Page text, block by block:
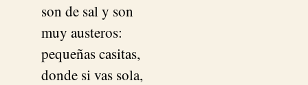
son de sal y son
muy austeros:
pequeñas casitas,
donde si vas sola,